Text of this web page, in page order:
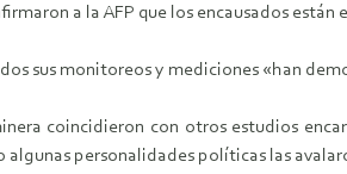
a la AFP que los encausados
sus monitoreos y mediciones «han
coincidieron con otros estudios
algunas personalidades políticas las